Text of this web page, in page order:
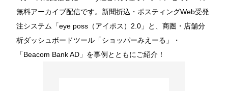
新着情報
無料アーカイブ配信です。新聞折込・ポスティングWeb受発
注システム「eye poss（アイポス）2.0」と、商圏・店舗分
析ダッシュボードツール「ショッパーみえーる」・
「Beacom Bank AD」を事例とともにご紹介！